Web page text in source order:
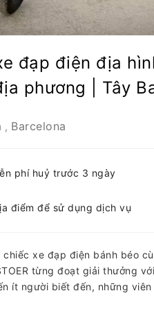
đạp điện địa
phương | Tây
, Barcelona
phí huỷ trước 3 ngày
điểm để sử dụng dịch vụ
chiếc xe đạp điện bánh béo
từng đoạt giải thưởng
ít người biết đến, những